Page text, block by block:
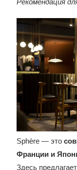
Sphère — это
Франции и
Здесь